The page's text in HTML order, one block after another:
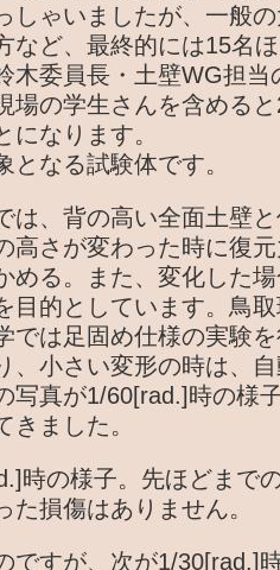
しゃいましたが、一般
など、最終的には15名
木委員長・土壁WG担
場の学生さんを含める
になります。
となる試験体です。
は、背の高い全面土壁
高さが変わった時に復
める。また、変化した
目的としています。鳥
では足固め仕様の実験
、小さい変形の時は、
写真が1/60[rad.]時の様
きました。
時の様子。先ほどまで
た損傷はありません。
ですが、次が1/30[rad.]